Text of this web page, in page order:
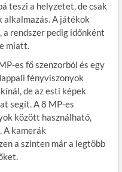
teszi a helyzetet, de csak
alkalmazás. A játékok
rendszer pedig időnként
miatt.
es fő szenzorból és egy
fényviszonyok
de az esti képek
segít. A 8 MP-es
között használható,
A kamerák
a szinten már a legtöbb